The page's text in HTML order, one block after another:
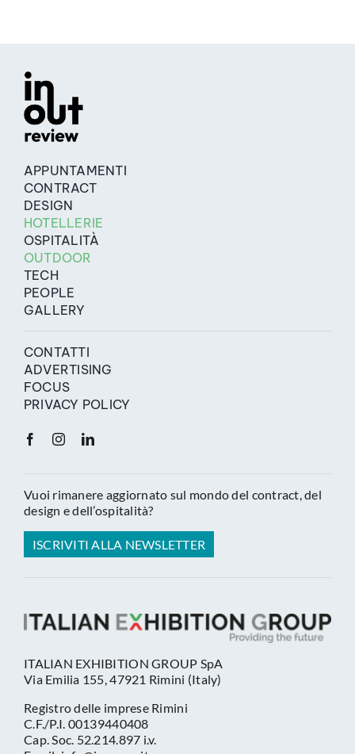
APPUNTAMENTI
CONTRACT
DESIGN
HOTELLERIE
OSPITALITÀ
OUTDOOR
TECH
PEOPLE
GALLERY
CONTATTI
ADVERTISING
FOCUS
PRIVACY POLICY
Vuoi rimanere aggiornato sul mondo del contract, del
design e dell’ospitalità?
ISCRIVITI ALLA NEWSLETTER
ITALIAN EXHIBITION GROUP SpA
Via Emilia 155, 47921 Rimini (Italy)
Registro delle imprese Rimini
C.F./P.I. 00139440408
Cap. Soc. 52.214.897 i.v.